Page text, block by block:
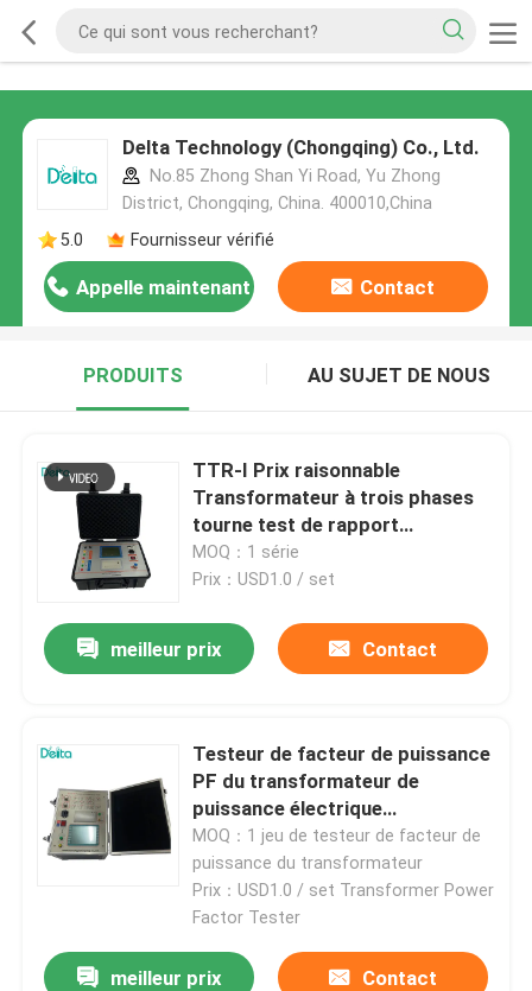
Delta Technology (Chongqing) Co., Ltd.
No.85 Zhong Shan Yi Road, Yu Zhong
District, Chongqing, China. 400010,China
5.0
Fournisseur vérifié
Appelle maintenant Contact
PRODUITS AU SUJET DE NOUS
TTR-I Prix raisonnable
Transformateur à trois phases
tourne test de rapport
Transformateur testeur
MOQ：1 série
Prix：USD1.0 / set
meilleur prix Contact
Testeur de facteur de puissance
PF du transformateur de
puissance électrique
automatique TDT
MOQ：1 jeu de testeur de facteur de
puissance du transformateur
Prix：USD1.0 / set Transformer Power
Factor Tester
meilleur prix Contact